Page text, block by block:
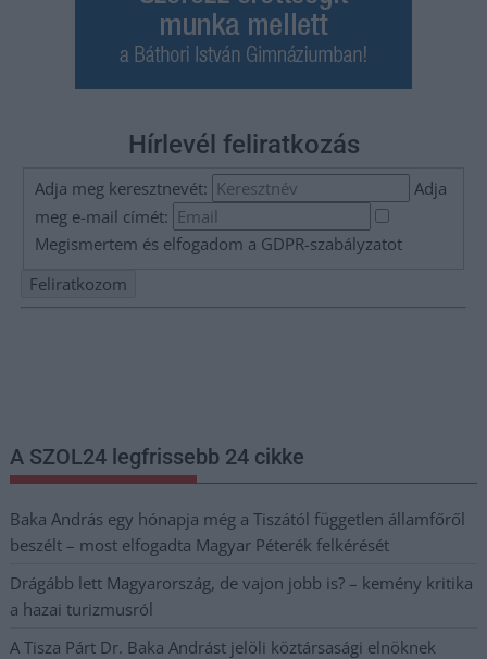
Hírlevél feliratkozás
Adja meg keresztnevét:
Adja
meg e-mail címét:
Megismertem és elfogadom a GDPR-szabályzatot
A SZOL24 legfrissebb 24 cikke
Baka András egy hónapja még a Tiszától független államfőről
beszélt – most elfogadta Magyar Péterék felkérését
Drágább lett Magyarország, de vajon jobb is? – kemény kritika
a hazai turizmusról
A Tisza Párt Dr. Baka Andrást jelöli köztársasági elnöknek